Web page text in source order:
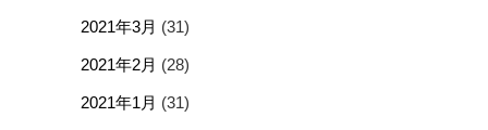
2021年3月 (31)
2021年2月 (28)
2021年1月 (31)